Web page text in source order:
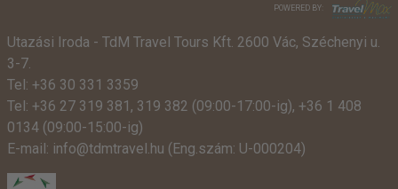
POWERED BY:
Utazási Iroda - TdM Travel Tours Kft. 2600 Vác, Széchenyi u.
3-7.
Tel: +36 30 331 3359
Tel: +36 27 319 381 , 319 382 (09:00-17:00-ig), +36 1 408
0134 (09:00-15:00-ig)
E-mail: info@tdmtravel.hu (Eng.szám: U-000204)